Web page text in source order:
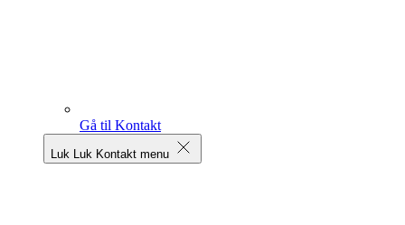
Gå til Kontakt
Luk Luk Kontakt menu